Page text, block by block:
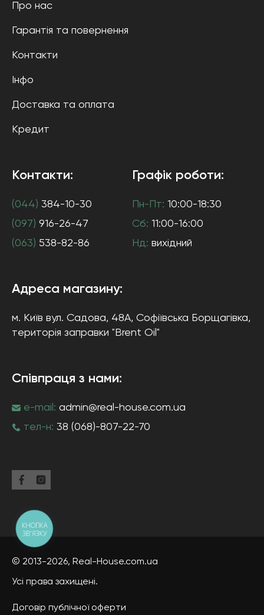
Про нас
Гарантія та повернення
Контакти
Інфо
Доставка та оплата
Кредит
Контакти:
(044) 384-10-30
(097) 916-26-47
(063) 538-82-86
Графік роботи:
Пн-Пт: 10:00-18:30
Сб: 11:00-16:00
Нд: вихідний
Адреса магазину:
м. Київ вул. Садова, 48А, Софіївська Борщагівка,
територія заправки "Brent Oil"
Співпраця з нами:
e-mail: admin@real-house.com.ua
тел-н: 38 (068)-807-22-70
© 2013-2026, Real-House.com.ua
Усі права захищені.
Договір публічної оферти
КНОПКА
ЗВ'ЯЗКУ